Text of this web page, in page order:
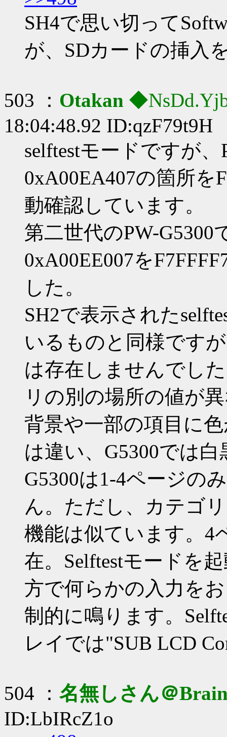
SH4で思い切って
が、SDカードの挿入
503 ： Otakan
18:04:48.92 ID:qzF79t9H
selftestモードですが
0xA00EA407の箇所を
動確認しています。
第二世代のPW-G5300
0xA00EE007を
した。
SH2で表示された
いるものと同様です
は存在しませんでし
リの別の場所の値が
背景や一部の項目に
は違い、G5300では
G5300は1-4ページの
ん。ただし、カテゴ
機能は似ています。4
在。Selftestモードを
方で何らかの入力を
制的に鳴ります。
レイでは"SUB LCD
504 ： 名無しさん＠
ID:LbIRcZ1o